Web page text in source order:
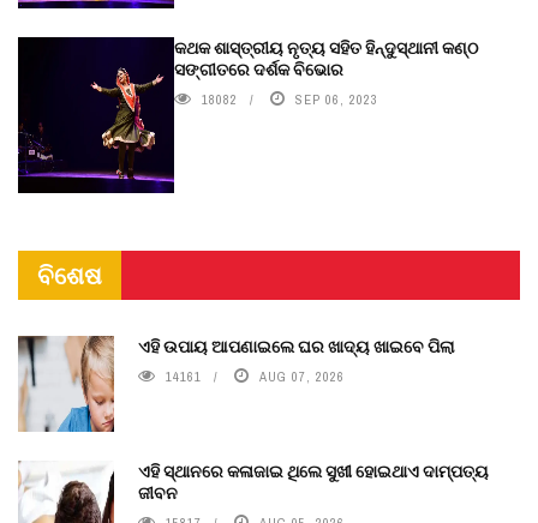
କଥକ ଶାସ୍ତ୍ରୀୟ ନୃତ୍ୟ ସହିତ ହିନ୍ଦୁସ୍ଥାନୀ କଣ୍ଠ
ସଙ୍ଗୀତରେ ଦର୍ଶକ ବିଭୋର
18082 SEP 06, 2023
ବିଶେଷ
ଏହି ଉପାୟ ଆପଣାଇଲେ ଘର ଖାଦ୍ୟ ଖାଇବେ ପିଲା
14161 AUG 07, 2026
ଏହି ସ୍ଥାନରେ କଳାଜାଇ ଥିଲେ ସୁଖୀ ହୋଇଥାଏ ଦାମ୍ପତ୍ୟ
ଜୀବନ